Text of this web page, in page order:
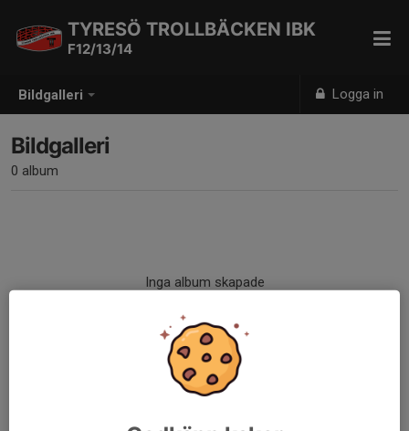
Bildgalleri Logga in
TYRESÖ TROLLBÄCKEN IBK
F12/13/14
Bildgalleri
0 album
Inga album skapade